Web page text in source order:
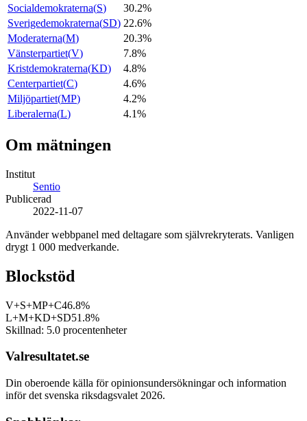
Socialdemokraterna(S)
30.2%
Sverigedemokraterna(SD) 22.6%
Moderaterna(M)
20.3%
Vänsterpartiet(V)
7.8%
Kristdemokraterna(KD)
4.8%
Centerpartiet(C)
4.6%
Miljöpartiet(MP)
4.2%
Liberalerna(L) 4.1%
Om mätningen
Institut
Sentio
Publicerad
2022-11-07
Använder webbpanel med deltagare som självrekryterats. Vanligen
drygt 1 000 medverkande.
Blockstöd
V+S+MP+C46.8%
L+M+KD+SD51.8%
Skillnad: 5.0 procentenheter
Valresultatet.se
Din oberoende källa för opinionsundersökningar och information
inför det svenska riksdagsvalet 2026.